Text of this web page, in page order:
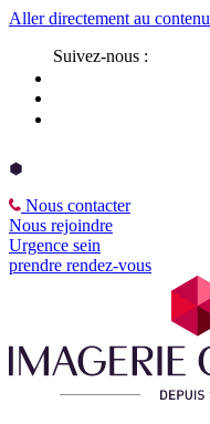
Aller directement au contenu
Suivez-nous :
Nous contacter
Nous rejoindre
Urgence sein
prendre rendez-vous